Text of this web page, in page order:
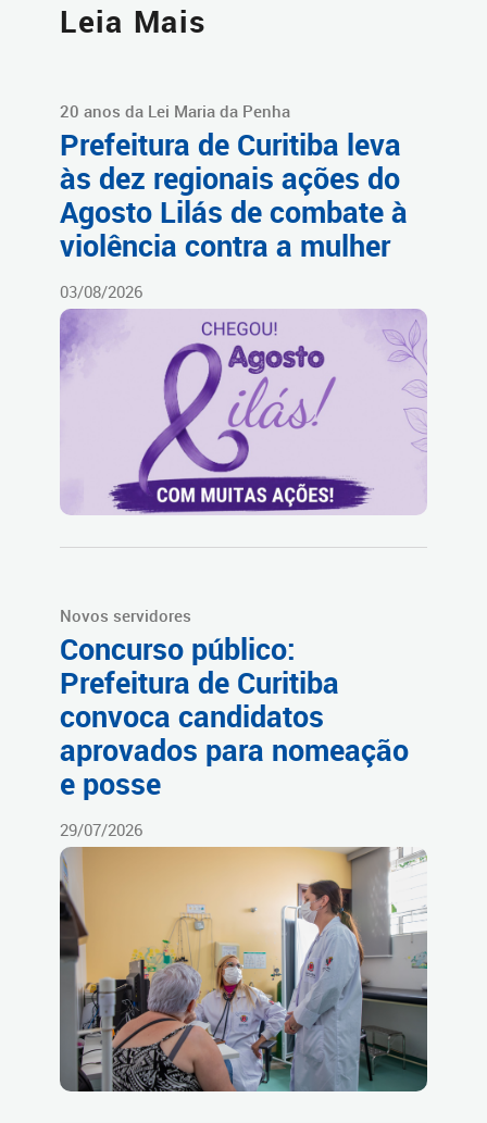
Leia Mais
20 anos da Lei Maria da Penha
Prefeitura de Curitiba leva
às dez regionais ações do
Agosto Lilás de combate à
violência contra a mulher
03/08/2026
Novos servidores
Concurso público:
Prefeitura de Curitiba
convoca candidatos
aprovados para nomeação
e posse
29/07/2026